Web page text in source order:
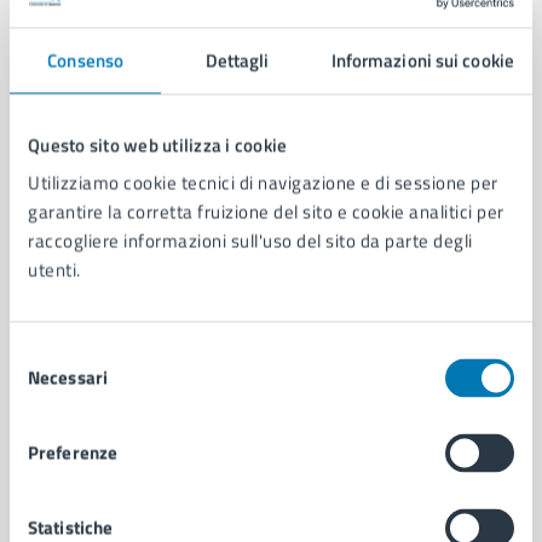
Consenso Dettagli Informazioni sui cookie
Questo sito web utilizza i cookie
Utilizziamo cookie tecnici di navigazione e di sessione per
garantire la corretta fruizione del sito e cookie analitici per
raccogliere informazioni sull'uso del sito da parte degli
utenti.
delNecessari
Preferenze
Statistiche
Documenti
Ordinanza Dirigenziale n. 514 del 01/04/2026